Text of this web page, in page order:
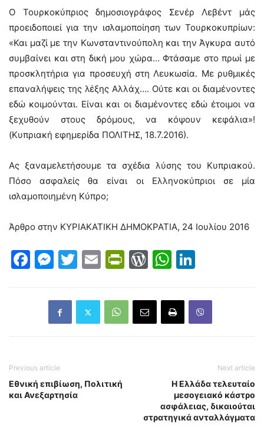
Ο Τουρκοκύπριος δημοσιογράφος Σενέρ Λεβέντ μάς
προειδοποιεί για την ισλαμοποίηση των Τουρκοκυπρίων:
«Και μαζί με την Κωνσταντινούπολη και την Άγκυρα αυτό
συμβαίνει και στη δική μου χώρα… Φτάσαμε στο πρωί με
προσκλητήρια για προσευχή στη Λευκωσία. Με ρυθμικές
επαναλήψεις της λέξης Αλλάχ…. Ούτε και οι διαμένοντες
εδώ κοιμούνται. Είναι και οι διαμένοντες εδώ έτοιμοι να
ξεχυθούν στους δρόμους, να κόψουν κεφάλια»!
(Κυπριακή εφημερίδα ΠΟΛΙΤΗΣ, 18.7.2016).
Ας ξαναμελετήσουμε τα σχέδια λύσης του Κυπριακού.
Πόσο ασφαλείς θα είναι οι Ελληνοκύπριοι σε μία
ισλαμοποιημένη Κύπρο;
Άρθρο στην ΚΥΡΙΑΚΑΤΙΚΗ ΔΗΜΟΚΡΑΤΙΑ, 24 Ιουλίου 2016
Facebook
Messenger
Twitter
EmailPrintFriendly
WordPress
WhatsApp
Previous article
Εθνική επιβίωση, Πολιτική
και Ανεξαρτησία
Next article
Η Ελλάδα τελευταίο
μεσογειακό κάστρο
ασφάλειας, δικαιούται
στρατηγικά ανταλλάγματα